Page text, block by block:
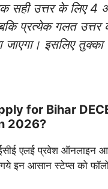
सही उत्तर के लिए 4
प्रत्येक गलत
जाएगा। इसलिए
for Bihar
2026?
एलई प्रवेश ऑनलाइन
गये इन आसान स्टेप्स को